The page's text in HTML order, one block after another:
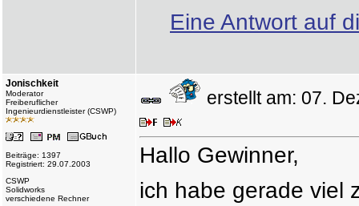
Eine Antwort auf
Jonischkeit
Moderator
Freiberuflicher
Ingenieurdienstleister (CSWP)
Beiträge: 1397
Registriert: 29.07.2003
CSWP
Solidworks
verschiedene Rechner
erstellt am: 07.
Hallo Gewinner,
ich habe gerade viel